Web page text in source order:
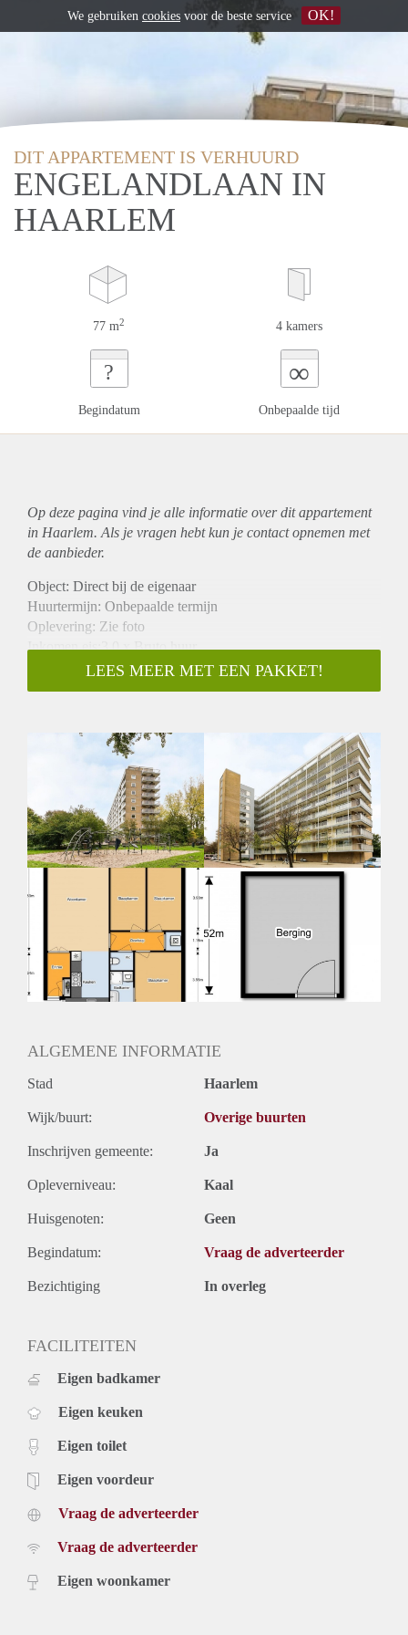
DIT APPARTEMENT IS VERHUURD
ENGELANDLAAN IN
HAARLEM
77 m2 4 kamers
?
Begindatum
∞
Onbepaalde tijd
Op deze pagina vind je alle informatie over ditappartement
in Haarlem. Als je vragen hebt kun je contact opnemen met
de aanbieder.
Object: Direct bij de eigenaar
Huurtermijn: Onbepaalde termijn
Oplevering: Zie foto
Inkomen eis:3,0 x Bruto huur
Garantiestelling mogelijk: Ja
Borg: 1 Maand
Huisdieren toegestaan: Afhankelijk van de Eigenaar
Huurtoeslag grens: Nee
Geschikt voor studenten: Afhankelijk van de Eigenaar
LEES MEER MET EEN PAKKET!
ALGEMENE INFORMATIE
Stad Haarlem
Wijk/buurt: Overige buurten
Inschrijven gemeente: Ja
Opleverniveau: Kaal
Huisgenoten: Geen
Begindatum: Vraag de adverteerder
Bezichtiging In overleg
FACILITEITEN
Eigen badkamer
Eigen keuken
Eigen toilet
Eigen voordeur
Vraag de adverteerder
Vraag de adverteerder
Eigen woonkamer
We gebruiken cookies voor de beste service OK!